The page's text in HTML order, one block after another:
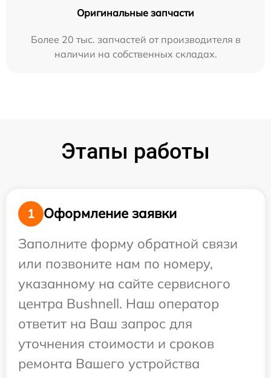
Оригинальные запчасти
Более 20 тыс. запчастей от производителя в
наличии на собственных складах.
Этапы работы
1
Оформление заявки
Заполните форму обратной связи
или позвоните нам по номеру,
указанному на сайте сервисного
центра Bushnell. Наш оператор
ответит на Ваш запрос для
уточнения стоимости и сроков
ремонта Вашего устройства